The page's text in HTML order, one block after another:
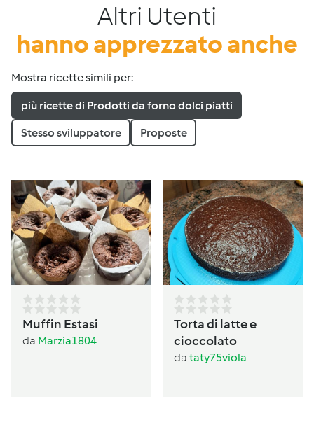
Altri Utenti
hanno apprezzato anche
Mostra ricette simili per:
più ricette di Prodotti da forno dolci piatti
Stesso sviluppatore Proposte
Muffin Estasi
da Marzia1804
Torta di latte e
cioccolato
da taty75viola